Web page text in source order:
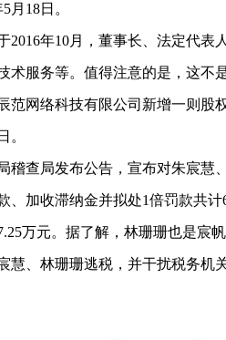
月18日。
2016年10月，董事长、法定代表
术服务等。值得注意的是，这不
范网络科技有限公司新增一则股
。
稽查局发布公告，宣布对朱宸慧
、加收滞纳金并拟处1倍罚款共
万元。据了解，林珊珊也是宸
慧、林珊珊逃税，并干扰税务机